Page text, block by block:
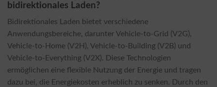
bidirektionales Laden?
Bidirektionales Laden bietet verschiedene
Anwendungsbereiche, darunter Vehicle-to-Grid (V2G),
Vehicle-to-Home (V2H), Vehicle-to-Building (V2B) und
Vehicle-to-Everything (V2X). Diese Technologien
ermöglichen eine flexible Nutzung der Energie und tragen
dazu bei, die Energiekosten erheblich zu senken. Durch den